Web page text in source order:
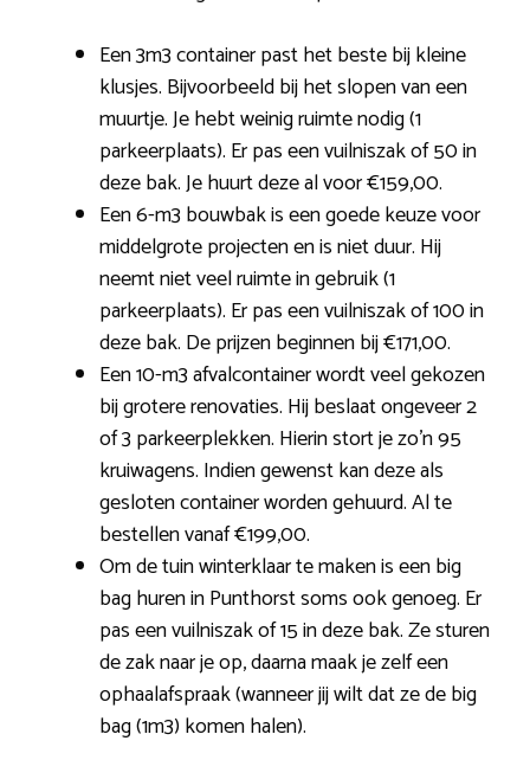
Een 3m3 container past het beste bij kleine
klusjes. Bijvoorbeeld bij het slopen van een
muurtje. Je hebt weinig ruimte nodig (1
parkeerplaats). Er pas een vuilniszak of 50 in
deze bak. Je huurt deze al voor €159,00.
Een 6-m3 bouwbak is een goede keuze voor
middelgrote projecten en is niet duur. Hij
neemt niet veel ruimte in gebruik (1
parkeerplaats). Er pas een vuilniszak of 100 in
deze bak. De prijzen beginnen bij €171,00.
Een 10-m3 afvalcontainer wordt veel gekozen
bij grotere renovaties. Hij beslaat ongeveer 2
of 3 parkeerplekken. Hierin stort je zo’n 95
kruiwagens. Indien gewenst kan deze als
gesloten container worden gehuurd. Al te
bestellen vanaf €199,00.
Om de tuin winterklaar te maken is een big
bag huren in Punthorst soms ook genoeg. Er
pas een vuilniszak of 15 in deze bak. Ze sturen
de zak naar je op, daarna maak je zelf een
ophaalafspraak (wanneer jij wilt dat ze de big
bag (1m3) komen halen).